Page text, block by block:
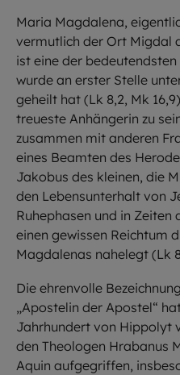
Maria Magdalena,
vermutlich der Ort Migdal
ist eine der
wurde an erster Stelle
geheilt hat (Lk 8,2, Mk
treueste Anhängerin zu
zusammen mit anderen
eines Beamten des
Jakobus des kleinen, die
den Lebensunterhalt von
Ruhephasen und in Zeiten
einen gewissen Reichtum
Magdalenas nahelegt (Lk
Die ehrenvolle Bezeichnung
„Apostelin der Apostel“
Jahrhundert von Hippolyt
den Theologen Hrabanus
Aquin aufgegriffen,